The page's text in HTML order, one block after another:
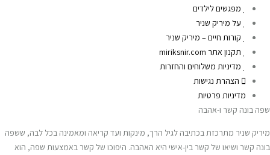
מפגשים לילדים
על מיריק שניר
קורות חיים – מיריק שניר
תקנון אתר miriksnir.com
מדיניות משלוחים והחזרות
הצהרת נגישות
מדיניות פרטיות
שפה בונה קשר ו-אהבה
מיריק שניר מתרכזת בכתיבה לגיל הרך, מינקות ועד קריאה ומאמינה בכל לבה, ששפה
בונה קשר ושיאו של קשר בין-אישי היא האהבה. היפוכו של קשר באמצעות שפה, הוא